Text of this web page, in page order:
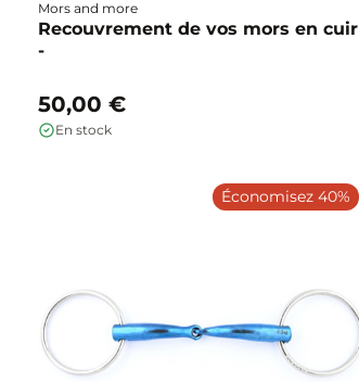
Mors and more
Recouvrement de vos mors en cuir
-
50,00 €
En stock
Économisez 40%